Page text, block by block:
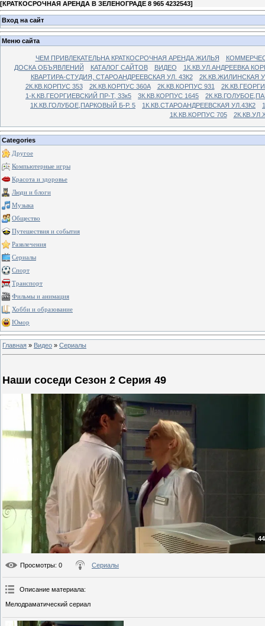
[КРАТКОСРОЧНАЯ АРЕНДА В ЗЕЛЕНОГРАДЕ 8 965 4232543]
Вход на сайт
Меню сайта
ЧЕМ ПРИВЛЕКАТЕЛЬНА КРАТКОСРОЧНАЯ АРЕНДА ЖИЛЬЯ
ДОСКА ОБЪЯВЛЕНИЙ
КАТАЛОГ САЙТОВ ВИДЕО
1К.КВ.УЛ.АНДРЕЕВКА
КВАРТИРА-СТУДИЯ, СТАРОАНДРЕЕВСКАЯ УЛ. 43К2
2К.КВ.ЖИЛИНСКАЯ
2К.КВ.КОРПУС 353
2К.КВ.КОРПУС 360А 2К.КВ.КОРПУС 931
1-К.КВ.ГЕОРГИЕВСКИЙ ПР-Т, 33к5
3К.КВ.КОРПУС 1645
1К.КВ.ГОЛУБОЕ,ПАРКОВЫЙ Б-Р. 5
1К.КВ.СТАРОАНДРЕЕВСКАЯ УЛ.43К2
1К.КВ.КОРПУС 705
Categories
Другое
Компьютерные игры
Красота и здоровье
Люди и блоги
Музыка
Общество
Путешествия и события
Развлечения
Сериалы
Спорт
Транспорт
Фильмы и анимация
Хобби и образование
Юмор
Главная » Видео » Сериалы
Наши соседи Сезон 2 Серия 49
Просмотры: 0 Сериалы
Описание материала:
Мелодраматический сериал